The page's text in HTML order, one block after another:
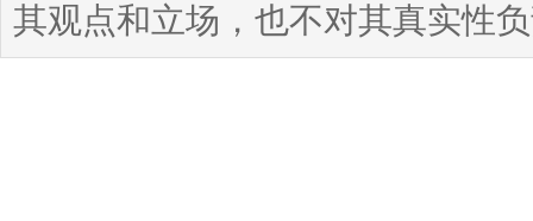
其观点和立场，也不对其真实性